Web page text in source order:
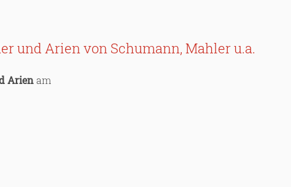
und Arien von Schumann, Mahler u.a.
Arienam